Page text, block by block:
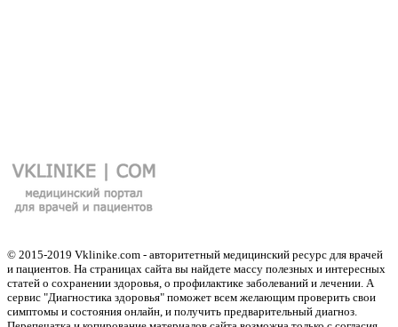
© 2015-2019 Vklinike.com - авторитетный медицинский ресурс для врачей
и пациентов. На страницах сайта вы найдете массу полезных и интересных
статей о сохранении здоровья, о профилактике заболеваний и лечении. А
сервис "Диагностика здоровья" поможет всем желающим проверить свои
симптомы и состояния онлайн, и получить предварительный диагноз.